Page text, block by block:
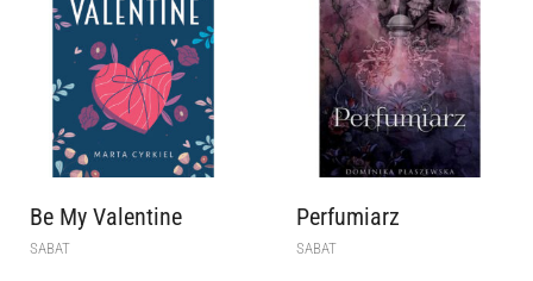
Be My Valentine
SABAT
Perfumiarz
SABAT